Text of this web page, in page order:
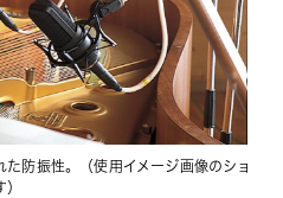
防振性。（使用イメージ画像のショ